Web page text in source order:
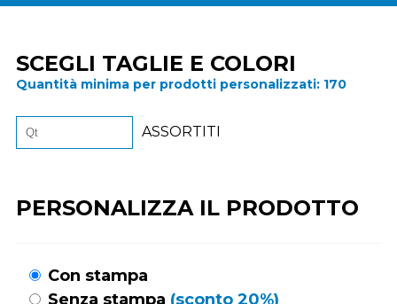
SCEGLI TAGLIE E COLORI
Quantità minima per prodotti personalizzati: 170
ASSORTITI
PERSONALIZZA IL PRODOTTO
Con stampa
Senza stampa (sconto 20%)